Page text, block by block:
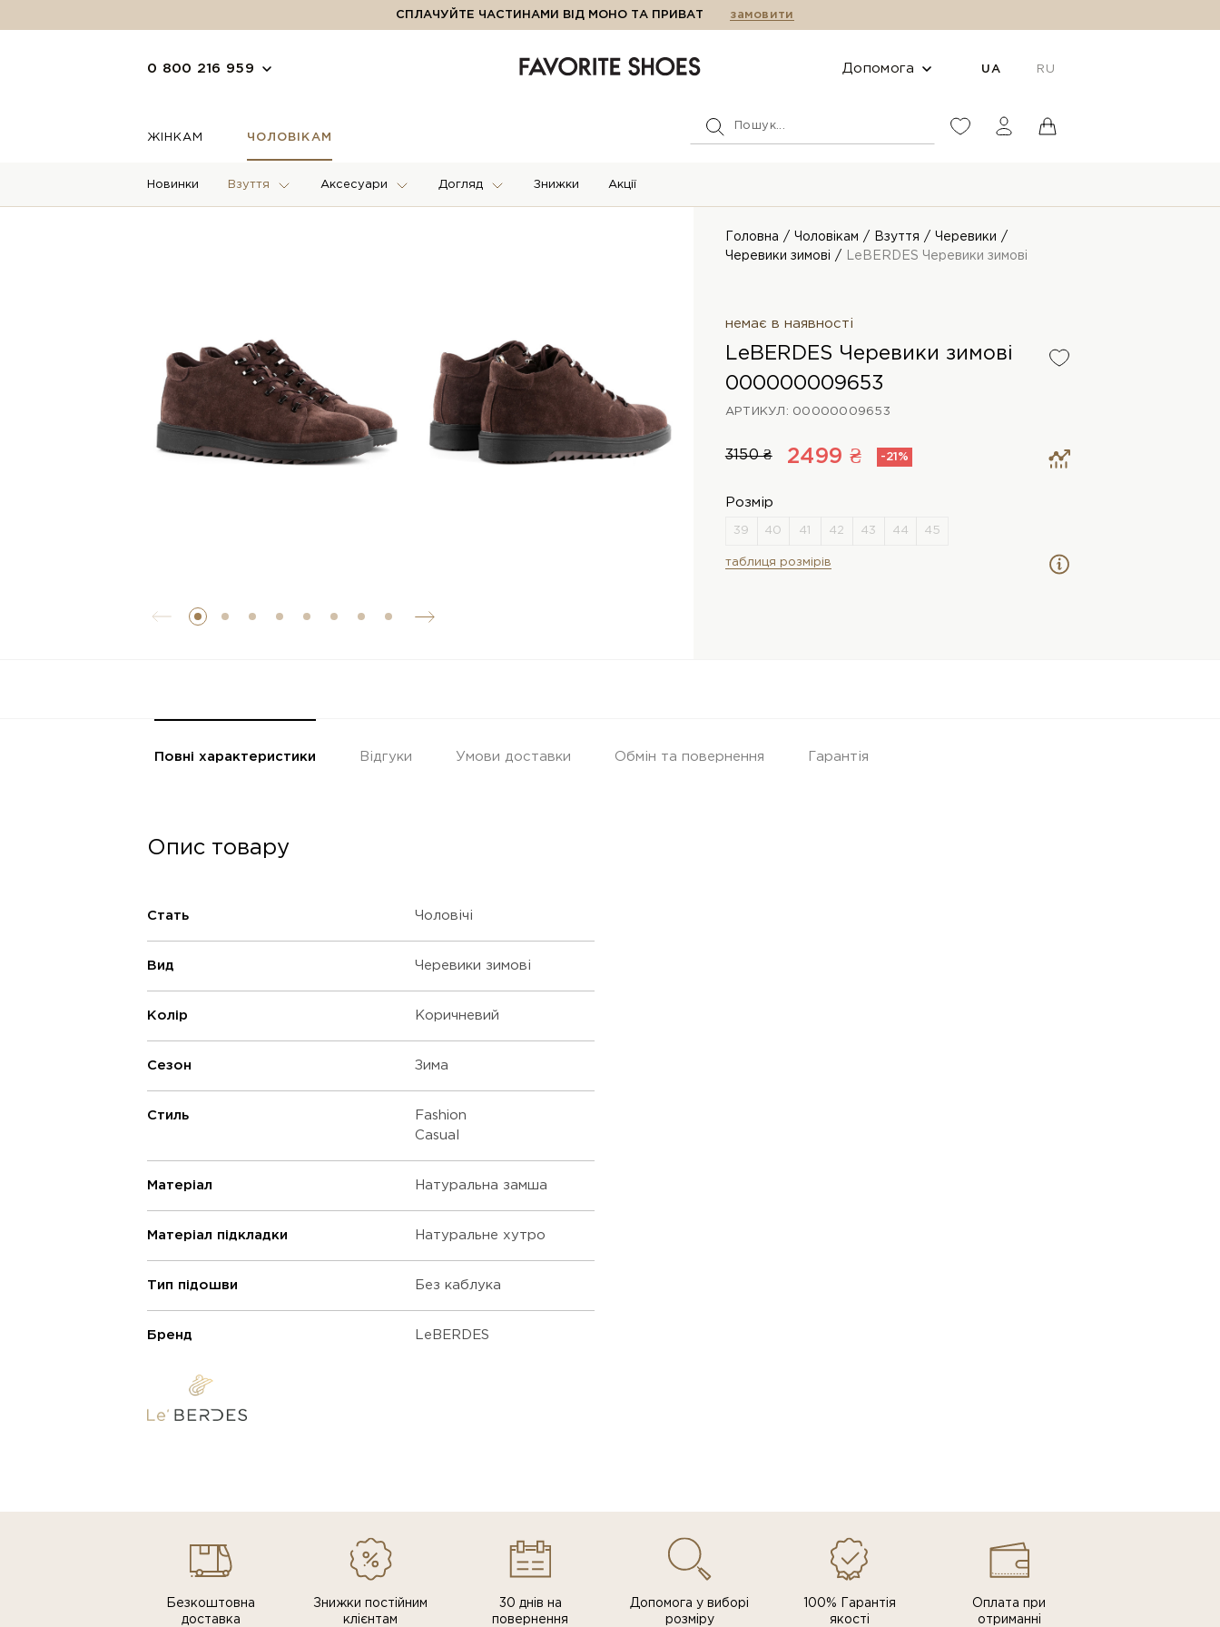
СПЛАЧУЙТЕ ЧАСТИНАМИ ВІД МОНО ТА ПРИВАТ замовити
0 800 216 959 Допомога UA RU
ЖІНКАМ ЧОЛОВІКАМ
Новинки Взуття Аксесуари Догляд Знижки Акції
Головна Чоловікам Взуття
Черевики
Черевики зимові
LeBERDES Черевики зимові
немає в наявності
LeBERDES Черевики зимові
000000009653
АРТИКУЛ: 00000009653
3150 ₴ 2499 ₴ -21%
Розмір
таблиця розмірів
Повні характеристики Відгуки Умови доставки Обмін та повернення Гарантія
Опис товару
Стать Чоловічі
Вид Черевики зимові
Колір Коричневий
Сезон Зима
Стиль
Fashion
Casual
Матеріал Натуральна замша
Матеріал підкладки Натуральне хутро
Тип підошви Без каблука
Бренд LeBERDES
Безкоштовна
доставка
Знижки постiйним
клiєнтам
30 днів на
повернення
Допомога у виборі
розміру
100% Гарантія
якості
Оплата при
отриманні